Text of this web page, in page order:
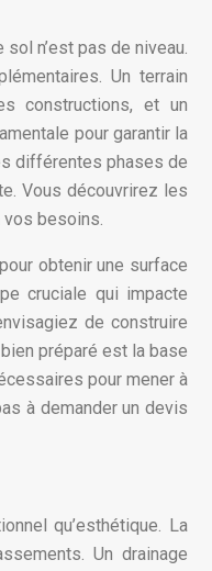
n’est pas de niveau.
Un terrain
constructions, et un
pour garantir la
différentes phases de
Vous découvrirez les
vos besoins.
obtenir une surface
cruciale qui impacte
de construire
préparé est la base
pour mener à
à demander un devis
qu’esthétique. La
Un drainage